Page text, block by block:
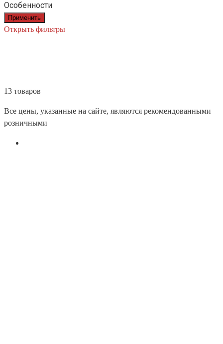
Особенности
Применить
Открыть фильтры
13 товаров
Все цены, указанные на сайте, являются рекомендованными
розничными